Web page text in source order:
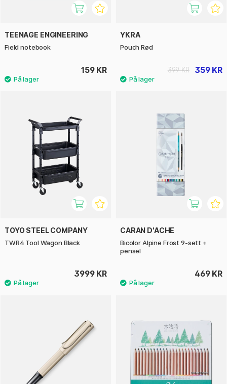
TEENAGE ENGINEERING
Field notebook
159 KR
YKRA
Pouch Rød
359 KR
399 KR
TOYO STEEL COMPANY
TWR4 Tool Wagon Black
3999 KR
CARAN D'ACHE
Bicolor Alpine Frost 9‑sett +
pensel
469 KR